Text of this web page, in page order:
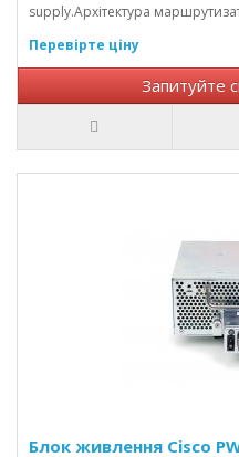
supply.Архітектура
Перевірте ціну
Запитуйте
Блок живлення Cisco